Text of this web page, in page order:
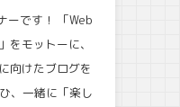
ーです！ 「Web
をモットーに、
向けたブログを
、一緒に「楽し